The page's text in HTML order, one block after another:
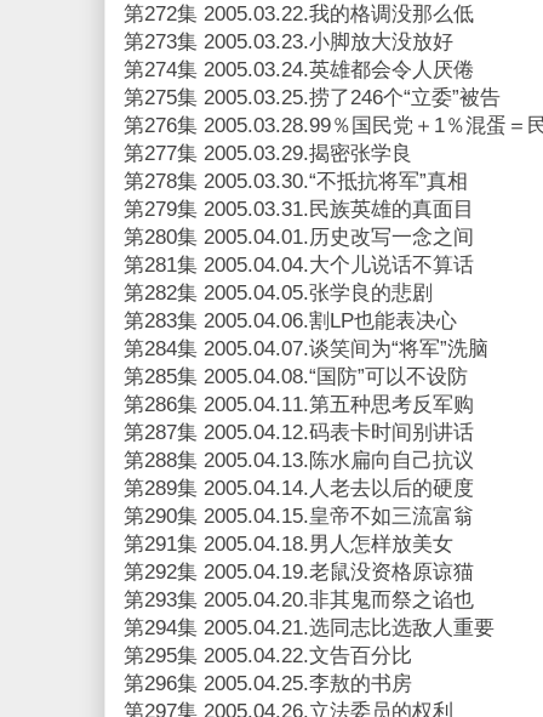
第272集 2005.03.22.我的格调没那么低
第273集 2005.03.23.小脚放大没放好
第274集 2005.03.24.英雄都会令人厌倦
第275集 2005.03.25.捞了246个“立委”被告
第276集 2005.03.28.99％国民党＋1％混蛋＝
第277集 2005.03.29.揭密张学良
第278集 2005.03.30.“不抵抗将军”真相
第279集 2005.03.31.民族英雄的真面目
第280集 2005.04.01.历史改写一念之间
第281集 2005.04.04.大个儿说话不算话
第282集 2005.04.05.张学良的悲剧
第283集 2005.04.06.割LP也能表决心
第284集 2005.04.07.谈笑间为“将军”洗脑
第285集 2005.04.08.“国防”可以不设防
第286集 2005.04.11.第五种思考反军购
第287集 2005.04.12.码表卡时间别讲话
第288集 2005.04.13.陈水扁向自己抗议
第289集 2005.04.14.人老去以后的硬度
第290集 2005.04.15.皇帝不如三流富翁
第291集 2005.04.18.男人怎样放美女
第292集 2005.04.19.老鼠没资格原谅猫
第293集 2005.04.20.非其鬼而祭之谄也
第294集 2005.04.21.选同志比选敌人重要
第295集 2005.04.22.文告百分比
第296集 2005.04.25.李敖的书房
第297集 2005.04.26.立法委员的权利